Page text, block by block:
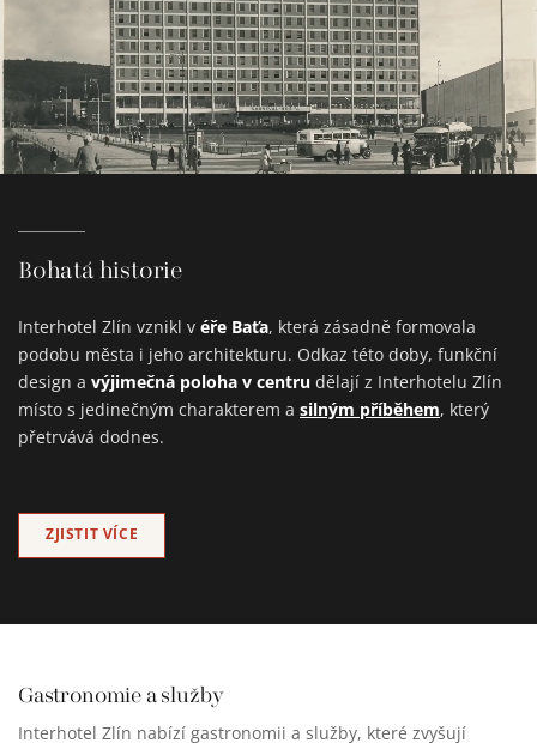
Bohatá historie
Interhotel Zlín vznikl v éře Baťa, která zásadně formovala
podobu města i jeho architekturu. Odkaz této doby, funkční
design a výjimečná poloha v centru dělají z Interhotelu Zlín
místo s jedinečným charakterem a silným příběhem, který
přetrvává dodnes.
ZJISTIT VÍCE
Gastronomie a služby
Interhotel Zlín nabízí gastronomii a služby, které zvyšují